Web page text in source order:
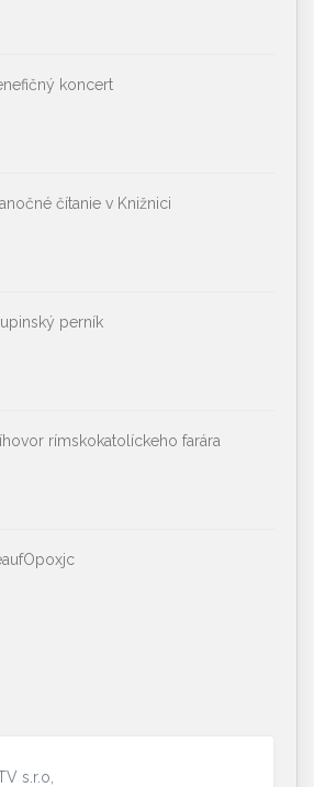
koncert
čítanie v Knižnici
perník
rímskokatolíckeho farára
s.r.o,